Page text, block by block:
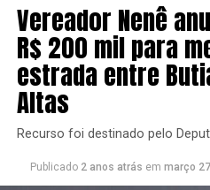
Vereador Nenê
R$ 200 mil para
estrada entre
Altas
Recurso foi destinado pelo
Publicado 2 anos atrás em março